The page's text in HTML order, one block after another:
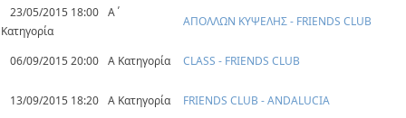
23/05/2015 18:00 Α΄
Κατηγορία
ΑΠΟΛΛΩΝ ΚΥΨΕΛΗΣ - FRIENDS CLUB
06/09/2015 20:00 Α Κατηγορία CLASS - FRIENDS CLUB
13/09/2015 18:20 Α Κατηγορία FRIENDS CLUB - ANDALUCIA